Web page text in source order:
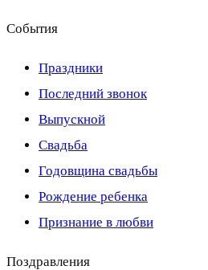
События
Праздники
Последний звонок
Выпускной
Свадьба
Годовщина свадьбы
Рождение ребенка
Признание в любви
Поздравления